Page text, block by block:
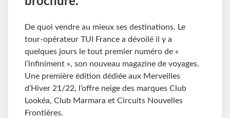
De quoi vendre au mieux ses destinations. Le
tour-opérateur TUI France a dévoilé il y a
quelques jours le tout premier numéro de «
l’infiniment », son nouveau magazine de voyages.
Une première édition dédiée aux Merveilles
d’Hiver 21/22, l’offre neige des marques Club
Lookéa, Club Marmara et Circuits Nouvelles
Frontières.